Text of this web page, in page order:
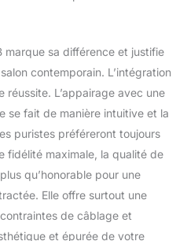
marque sa différence et justifie
contemporain. L’intégration
L’appairage avec une
se fait de manière intuitive et la
puristes préféreront toujours
fidélité maximale, la qualité de
qu’honorable pour une
Elle offre surtout une
de câblage et
et épurée de votre